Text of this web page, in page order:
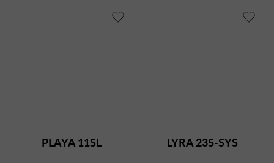
PLAYA 11SL LYRA 235-SYS